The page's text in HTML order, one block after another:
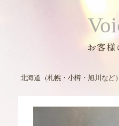
お客様
北海道（札幌・小樽・旭川など